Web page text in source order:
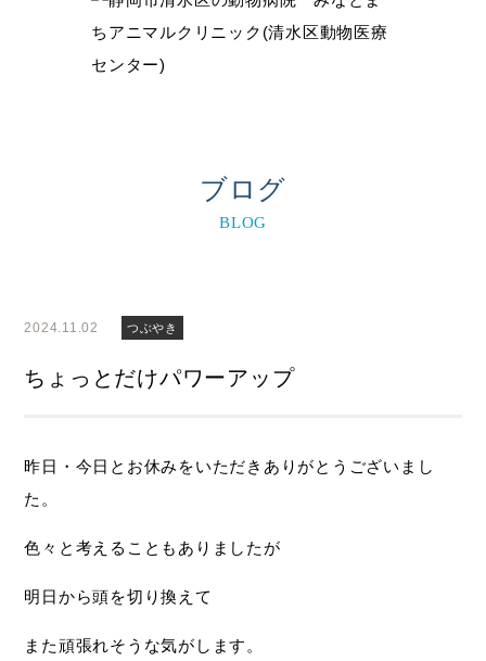
ブログ
BLOG
2024.11.02 つぶやき
ちょっとだけパワーアップ
昨日・今日とお休みをいただきありがとうございまし
た。
色々と考えることもありましたが
明日から頭を切り換えて
また頑張れそうな気がします。